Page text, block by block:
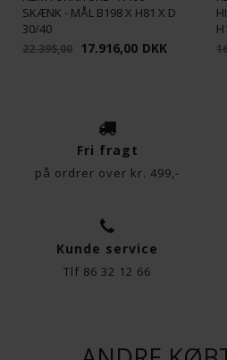
Funktionelle
Fuldend dit hjem med Klim
skænk kombinerer elegant design
funktioner, hvilket gør den til det
SKÆNK - MÅL B198 X H81 X D
30/40
22.395,00 17.916,00 DKK
Fri fragt
på ordrer over kr. 499,-
Kunde service
Tlf 86 32 12 66